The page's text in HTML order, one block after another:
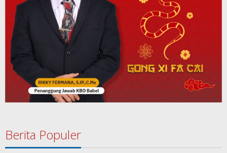
Berita Populer